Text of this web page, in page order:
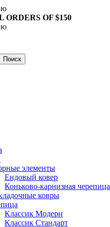
ORDERS OF $150
Поиск
элементы
Ендовый ковер
Коньково-карнизная черепица
ковры
Классик Модерн
Классик Стандарт